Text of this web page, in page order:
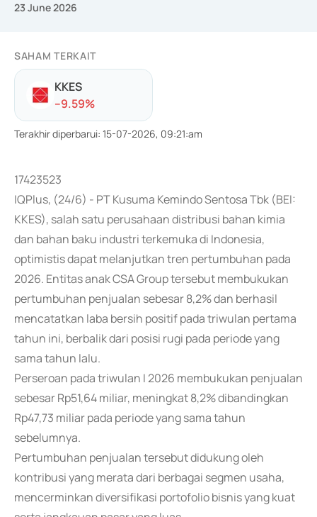
23 June 2026
SAHAM TERKAIT
KKES
--9.59%
Terakhir diperbarui: 15-07-2026, 09:21:am
17423523
IQPlus, (24/6) - PT Kusuma Kemindo Sentosa Tbk (BEI:
KKES), salah satu perusahaan distribusi bahan kimia
dan bahan baku industri terkemuka di Indonesia,
optimistis dapat melanjutkan tren pertumbuhan pada
2026. Entitas anak CSA Group tersebut membukukan
pertumbuhan penjualan sebesar 8,2% dan berhasil
mencatatkan laba bersih positif pada triwulan pertama
tahun ini, berbalik dari posisi rugi pada periode yang
sama tahun lalu.
Perseroan pada triwulan I 2026 membukukan penjualan
sebesar Rp51,64 miliar, meningkat 8,2% dibandingkan
Rp47,73 miliar pada periode yang sama tahun
sebelumnya.
Pertumbuhan penjualan tersebut didukung oleh
kontribusi yang merata dari berbagai segmen usaha,
mencerminkan diversifikasi portofolio bisnis yang kuat